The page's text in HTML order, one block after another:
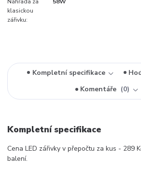
klasickou
zářivku:
Kompletní specifikace
Komentáře
0
Kompletní specifikace
Cena LED zářivky v přepočtu za kus - 289
balení.